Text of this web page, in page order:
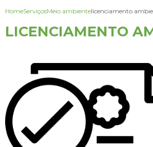
HomeServiçosMeio ambientelicenciamento
LICENCIAMENTO